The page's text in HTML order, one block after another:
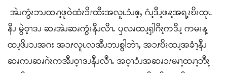
အဲၪကွံၩဘၪထၧၫ့ဖုဝဲထံၩၥိၭထီးအလူၬၥံၪဧ့ႇ ဂံၪ့ဒီၪ့ဖၧၩ့အရ့ၩဎိၩထုၬ
နီၪ မွဲဝ့ၫဒၪ ဆၧအဲၪဆၧကွံၩနီၪလီၫႉ ၦလၧထၪ့ၡါဂီၩ့ကဒီၪ့ ကမၩန့
ထၪ့ဖိၪၥၪအဂး အၥၭလူၬလအီၪဘၪစွါဘဲၫႇ အၥၭဎိၩထၪ့အခံၫ့နီၪ
ဆၧကၪဆၧဂဲၩကအီၪဝ့ၫဒၪနီၪလီၫႉ အဝ့ၫၥံၪအဆၧၥၭမၧၫ့ထၧၫ့ဘီၩ့